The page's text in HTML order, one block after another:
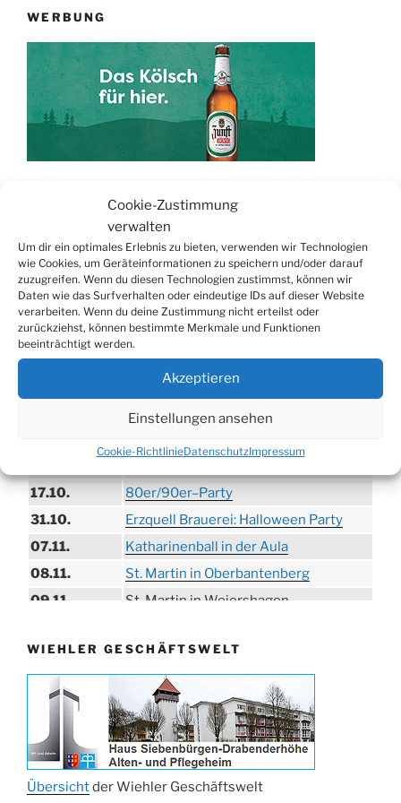
Cookie-Zustimmung
verwalten
Um dir ein optimales Erlebnis zu bieten, verwenden wir Technologien
wie Cookies, um Geräteinformationen zu speichern und/oder darauf
zuzugreifen. Wenn du diesen Technologien zustimmst, können wir
Daten wie das Surfverhalten oder eindeutige IDs auf dieser Website
verarbeiten. Wenn du deine Zustimmung nicht erteilst oder
zurückziehst, können bestimmte Merkmale und Funktionen
beeinträchtigt werden.
Akzeptieren
Einstellungen ansehen
Cookie-RichtlinieDatenschutzImpressum
WERBUNG
21.06. bis
30.08.
Biergarten-Wochenenden der Erzquell
Brauerei
09.08.
Trödelmarkt in der Ortsmitte
29.08.
Sommerfest in Helmerhausen
06.09.
Beach-Volleyball-Turnier
Wandertag
Treckertreffen in Hengstenberg
17.10.
80er/90er–Party
31.10.
Erzquell Brauerei: Halloween Party
07.11.
Katharinenball in der Aula
08.11.
St. Martin in Oberbantenberg
09.11.
St. Martin in Weiershagen
11.11.
„DÜX“ im Burghaus
14.11.
Proklamation der Tollitäten
15.11.
Konzert Bielsteiner Männerchor
15.11.
Volkstrauertag am Ehrenmal
27.11.
Anknipsfest an der Oberbantenberger
Kirche
WIEHLER GESCHÄFTSWELT
Übersichtder Wiehler Geschäftswelt